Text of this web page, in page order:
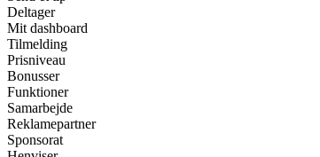
Deltager
Mit dashboard
Tilmelding
Prisniveau
Bonusser
Funktioner
Samarbejde
Reklamepartner
Sponsorat